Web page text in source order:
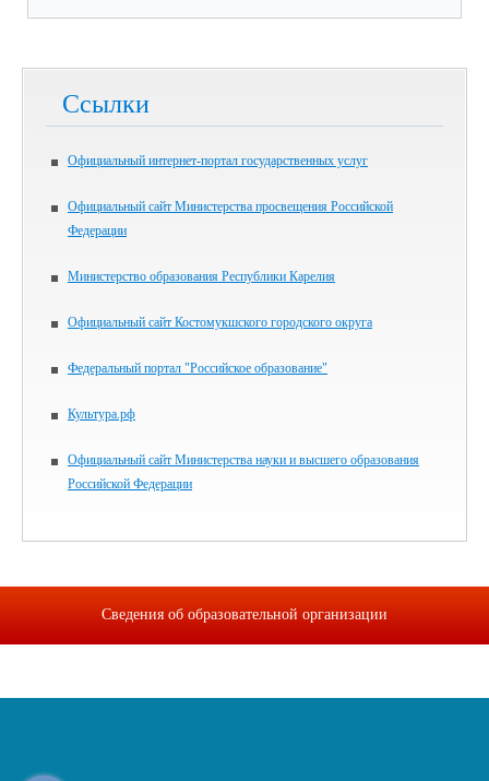
Ссылки
Официальный интернет-портал государственных услуг
Официальный сайт Министерства просвещения Российской
Федерации
Министерство образования Республики Карелия
Официальный сайт Костомукшского городского округа
Федеральный портал "Российское образование"
Культура.рф
Официальный сайт Министерства науки и высшего образования
Российской Федерации
Сведения об образовательной организации